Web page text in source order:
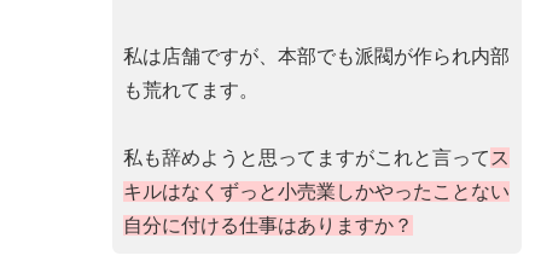
私は店舗ですが、本部でも派閥が作られ内部
も荒れてます。
私も辞めようと思ってますがこれと言って ス
キルはなくずっと小売業しかやったことない
自分に付ける仕事はありますか？